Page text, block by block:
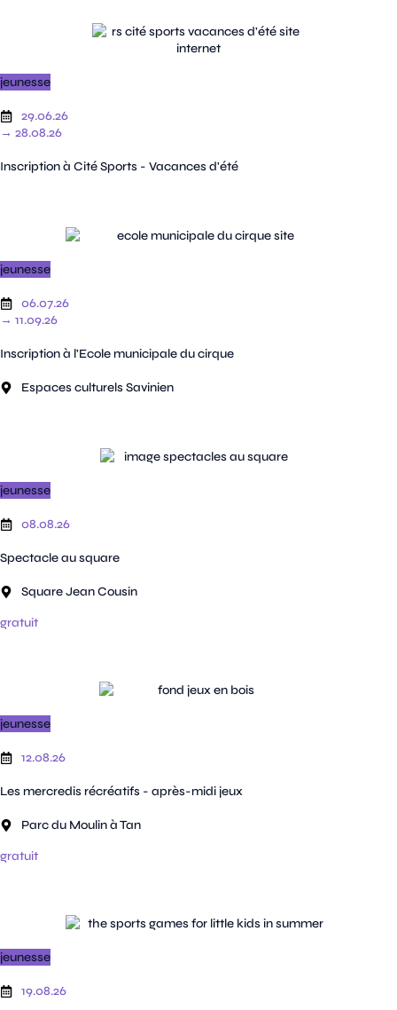
jeunesse
29.06.26
→ 28.08.26
Inscription à Cité Sports - Vacances d'été
jeunesse
06.07.26
→ 11.09.26
Inscription à l'Ecole municipale du cirque
Espaces culturels Savinien
jeunesse
08.08.26
Spectacle au square
Square Jean Cousin
gratuit
jeunesse
12.08.26
Les mercredis récréatifs - après-midi jeux
Parc du Moulin à Tan
gratuit
jeunesse
19.08.26